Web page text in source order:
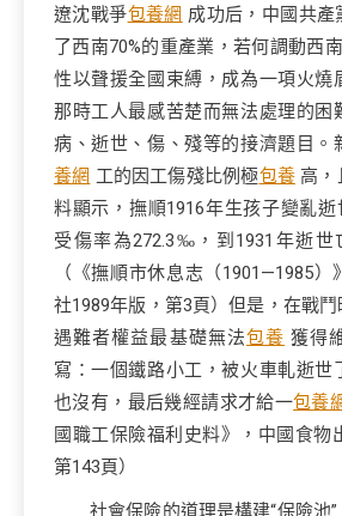
遼沈戰爭包養網 成功后，中國共
了西南70%的重產業，若何調動西
性以聲援全國束縛，成為一項火燒
那時工人最感苦楚而無法處理的困
病、逝世、傷、殘等的接濟題目。
養網 工的因工傷殘比例極包養高，
料顯示，撫順1916年生孩子變亂
受傷率為272.3‰，到1931年逝
（《撫順市休息志（1901—1985
社1989年版，第3頁）但是，在戰
遇難者權益最基礎無法包養 獲得
寫：一個鐵路小工，被火車軋逝世
也沒有，最后幾經請求才給一包養
國職工保險福利史料》，中國食物
第143頁）
社會保險的道理是構建“保險池